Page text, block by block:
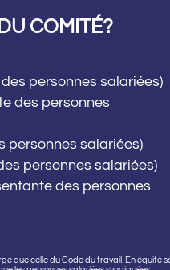
COMITÉ?
personnes salariées)
des personnes
personnes salariées)
personnes salariées)
des personnes
que celle du Code du travail. En